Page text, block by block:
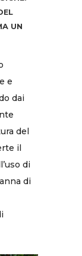
UN
e
dai
del
il
di
di